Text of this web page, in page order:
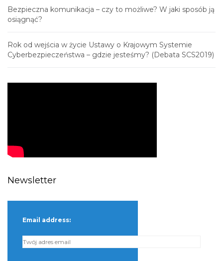
Bezpieczna komunikacja – czy to możliwe? W jaki sposób ją
osiągnąć?
Rok od wejścia w życie Ustawy o Krajowym Systemie
Cyberbezpieczeństwa – gdzie jesteśmy? (Debata SCS2019)
Newsletter
Email address: